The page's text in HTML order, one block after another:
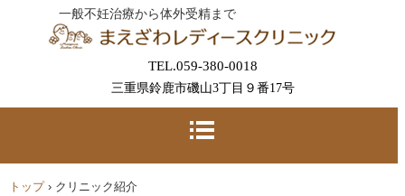
一般不妊治療から体外受精まで
TEL.059-380-0018
三重県鈴鹿市磯山3丁目９番17号
トップ › クリニック紹介